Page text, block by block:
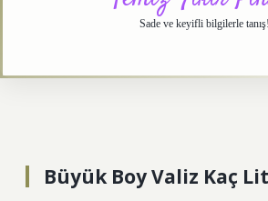
Sade ve keyifli bilgilerle tanış!
Büyük Boy Valiz Kaç